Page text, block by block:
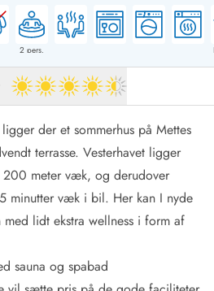
2 pers.
4.5 ud af 5
der et sommerhus på Mettes
terrasse. Vesterhavet ligger
meter væk, og derudover
minutter væk i bil. Her kan I nyde
lidt ekstra wellness i form af
sauna og spabad